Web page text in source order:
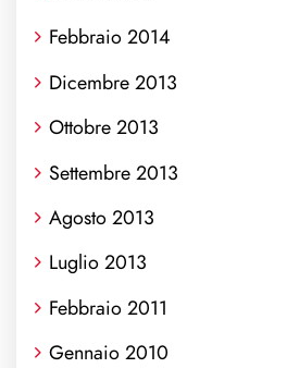
Febbraio 2014
Dicembre 2013
Ottobre 2013
Settembre 2013
Agosto 2013
Luglio 2013
Febbraio 2011
Gennaio 2010